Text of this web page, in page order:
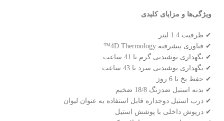
ویژگی‌ها و مزایای کلیدی
✔ ظرفیت 1.4 لیتر
✔ فناوری پیشرفته 4D Thermology™
✔ نگهداری نوشیدنی گرم تا 41 ساعت
✔ نگهداری نوشیدنی سرد تا 43 ساعت
✔ حفظ یخ تا 6 روز
✔ بدنه استیل ضدزنگ 18/8 ضخیم
✔ درب استیل دوجداره قابل استفاده به عنوان لیوان
✔ درپوش داخلی با پوشش استیل